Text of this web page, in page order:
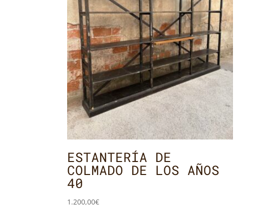
ESTANTERÍA DE
COLMADO DE LOS AÑOS
40
1.200,00€